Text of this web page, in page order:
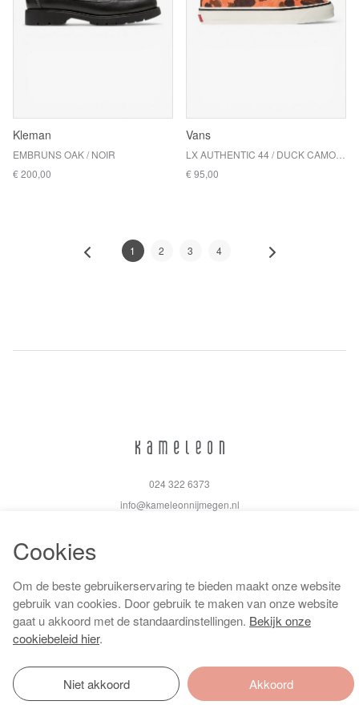
Kleman
EMBRUNS OAK / NOIR
€ 200,00
Vans
€ 95,00
1 2 3 4
024 322 6373
info@kameleonnijmegen.nl
Algemene voorwaarden
Privacy policy
Cookiebeleid
Cookies
Om de beste gebruikerservaring te bieden maakt onze website
gebruik van cookies. Door gebruik te maken van onze website
gaat u akkoord met de standaardinstellingen. Bekijk onze
cookiebeleid hier.